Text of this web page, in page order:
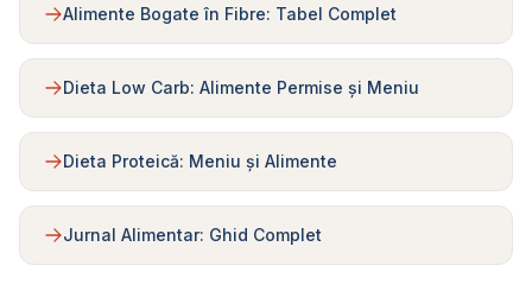
Alimente Bogate în Fibre: Tabel Complet
Dieta Low Carb: Alimente Permise și Meniu
Dieta Proteică: Meniu și Alimente
Jurnal Alimentar: Ghid Complet